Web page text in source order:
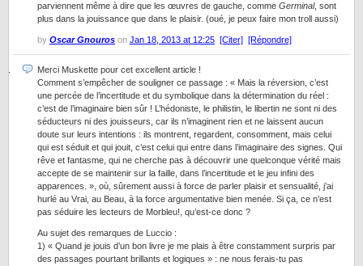
parviennent même à dire que les œuvres de gauche, comme Germinal, sont
plus dans la jouissance que dans le plaisir. (oué, je peux faire mon troll aussi)
by Oscar Gnouros on Jan 18, 2013 at 12:25 [Citer] [Répondre]
Merci Muskette pour cet excellent article !
Comment s’empêcher de souligner ce passage : « Mais la réversion, c’est
une percée de l’incertitude et du symbolique dans la détermination du réel :
c’est de l’imaginaire bien sûr ! L’hédoniste, le philistin, le libertin ne sont ni des
séducteurs ni des jouisseurs, car ils n’imaginent rien et ne laissent aucun
doute sur leurs intentions : ils montrent, regardent, consomment, mais celui
qui est séduit et qui jouit, c’est celui qui entre dans l’imaginaire des signes. Qui
rêve et fantasme, qui ne cherche pas à découvrir une quelconque vérité mais
accepte de se maintenir sur la faille, dans l’incertitude et le jeu infini des
apparences. », où, sûrement aussi à force de parler plaisir et sensualité, j’ai
hurlé au Vrai, au Beau, à la force argumentative bien menée. Si ça, ce n’est
pas séduire les lecteurs de Morbleu!, qu’est-ce donc ?
Au sujet des remarques de Luccio :
1) « Quand je jouis d’un bon livre je me plais à être constamment surpris par
des passages pourtant brillants et logiques » : ne nous ferais-tu pas